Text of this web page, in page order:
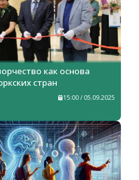
как основа
стран
15:00 / 05.09.2025